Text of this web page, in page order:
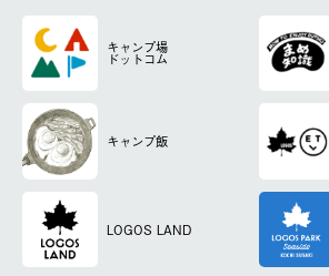
キャンプ場
ドットコム
キャンプ飯
LOGOS LAND